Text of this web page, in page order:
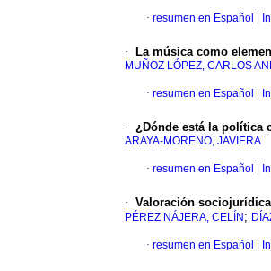
· resumen en Español
· La música como
MUÑOZ LÓPEZ, CARLOS
· resumen en Español
· ¿Dónde está la política
ARAYA-MORENO, JAVIERA
· resumen en Español
· Valoración
PÉREZ NÁJERA, CELÍN ;
· resumen en Español